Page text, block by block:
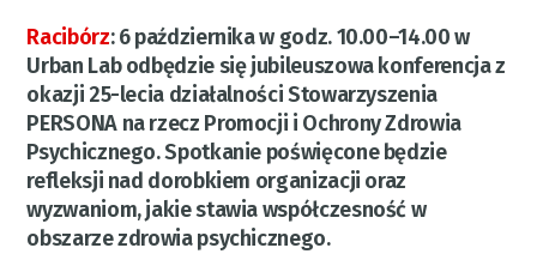
Racibórz:6 października w godz. 10.00–14.00 w
Urban Lab odbędzie się jubileuszowa konferencja z
okazji 25-lecia działalności Stowarzyszenia
PERSONA na rzecz Promocji i Ochrony Zdrowia
Psychicznego. Spotkanie poświęcone będzie
refleksji nad dorobkiem organizacji oraz
wyzwaniom, jakie stawia współczesność w
obszarze zdrowia psychicznego.